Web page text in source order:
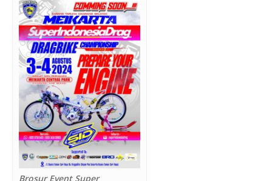
Brosur Event Super